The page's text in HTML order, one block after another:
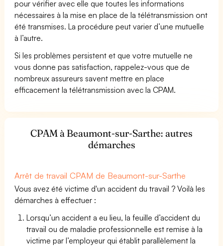
pour vérifier avec elle que toutes les informations
nécessaires à la mise en place de la télétransmission ont
été transmises. La procédure peut varier d’une mutuelle
à l’autre.
Si les problèmes persistent et que votre mutuelle ne
vous donne pas satisfaction, rappelez-vous que de
nombreux assureurs savent mettre en place
efficacement la télétransmission avec la CPAM.
CPAM à Beaumont-sur-Sarthe: autres
démarches
Arrêt de travail CPAM de Beaumont-sur-Sarthe
Vous avez été victime d'un accident du travail ? Voilà les
démarches à effectuer :
Lorsqu’un accident a eu lieu, la feuille d’accident du
travail ou de maladie professionnelle est remise à la
victime par l’employeur qui établit parallèlement la